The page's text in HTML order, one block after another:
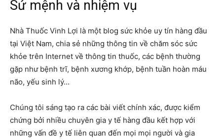
Sứ mệnh và nhiệm vụ
Nhà Thuốc Vinh Lợi là một blog sức khỏe uy tín hàng đầu
tại Việt Nam, chia sẻ những thông tin về chăm sóc sức
khỏe trên Internet về thông tin thuốc, các bệnh thường
gặp như bệnh trĩ, bệnh xương khớp, bệnh tuần hoàn máu
não, yếu sinh lý…
Chúng tôi sáng tạo ra các bài viết chính xác, được kiểm
chứng bởi nhiều chuyên gia y tế hàng đầu kết hợp với
những vấn đề y tế liên quan đến mọi mọi người và gia